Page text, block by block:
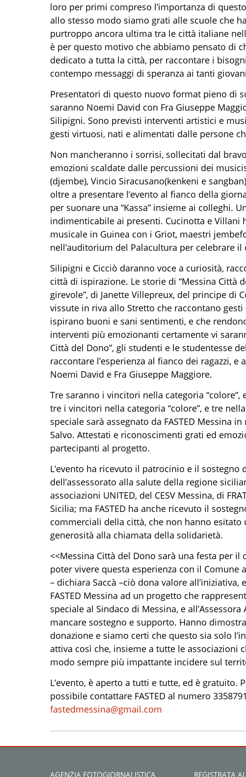
loro per primi compreso l’importanza di
allo stesso modo siamo grati alle scuole che
purtroppo ancora ultima tra le città italiane
è per questo motivo che abbiamo pensato di
dedicato a tutta la città, per raccontare i
contempo messaggi di speranza ai tanti
Presentatori di questo nuovo format pieno di
saranno Noemi David con Fra Giuseppe
Silipigni. Sono previsti interventi artistici e
gesti virtuosi, nati e alimentati dalle persone
Non mancheranno i sorrisi, sollecitati dal
emozioni scaldate dalle percussioni dei
(djembe), Vincio Siracusano(kenkeni e
oltre a presentare l’evento al fianco della
per suonare una “Kassa” insieme ai colleghi.
indimenticabile ai presenti. Cucinotta e Villani
musicale in Guinea con i Griot, maestri
nell’auditorium del Palacultura per celebrare
Silipigni e Cicciò daranno voce a curiosità,
città di ispirazione. Le storie di “Messina Città
girevole”, di Janette Villepreux, del principe di
vissute in riva allo Stretto che raccontano gesti
ispirano buoni e sani sentimenti, e che
interventi più emozionanti certamente vi
Città del Dono”, gli studenti e le studentesse
raccontare l’esperienza al fianco dei ragazzi, e a
Noemi David e Fra Giuseppe Maggiore.
Tre saranno i vincitori nella categoria “colore”,
tre i vincitori nella categoria “colore”, e tre
speciale sarà assegnato da FASTED Messina in
Salvo. Attestati e riconoscimenti grati ed
partecipanti al progetto.
L’evento ha ricevuto il patrocinio e il sostegno
dell’assessorato alla salute della regione
associazioni UNITED, del CESV Messina, di
Sicilia; ma FASTED ha anche ricevuto il
commerciali della città, che non hanno
generosità alla chiamata della solidarietà.
<<Messina Città del Dono sarà una festa per il
poter vivere questa esperienza con il Comune
– dichiara Saccà –ciò dona valore all’iniziativa,
FASTED Messina ad un progetto che
speciale al Sindaco di Messina, e
mancare sostegno e supporto. Hanno
donazione e siamo certi che questo sia solo
attiva così che, insieme a tutte le associazioni
modo sempre più impattante incidere sul
L’evento, è aperto a tutti e tutte, ed è gratuito.
possibile contattare FASTED al numero
fastedmessina@gmail.com
AGENZIA FOTOGIORNALISTICA REGISTRATA